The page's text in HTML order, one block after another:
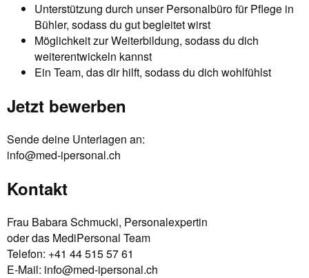
Unterstützung durch unser Personalbüro für Pflege in
Bühler, sodass du gut begleitet wirst
Möglichkeit zur Weiterbildung, sodass du dich
weiterentwickeln kannst
Ein Team, das dir hilft, sodass du dich wohlfühlst
Jetzt bewerben
Sende deine Unterlagen an:
info@med-ipersonal.ch
Kontakt
Frau Babara Schmucki, Personalexpertin
oder das MediPersonal Team
Telefon: +41 44 515 57 61
E-Mail: info@med-ipersonal.ch